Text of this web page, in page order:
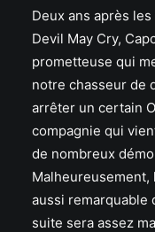
Deux ans après
Devil May Cry,
prometteuse qui
notre chasseur de
arrêter un certain
compagnie qui
de nombreux
Malheureusement,
aussi remarquable
suite sera assez